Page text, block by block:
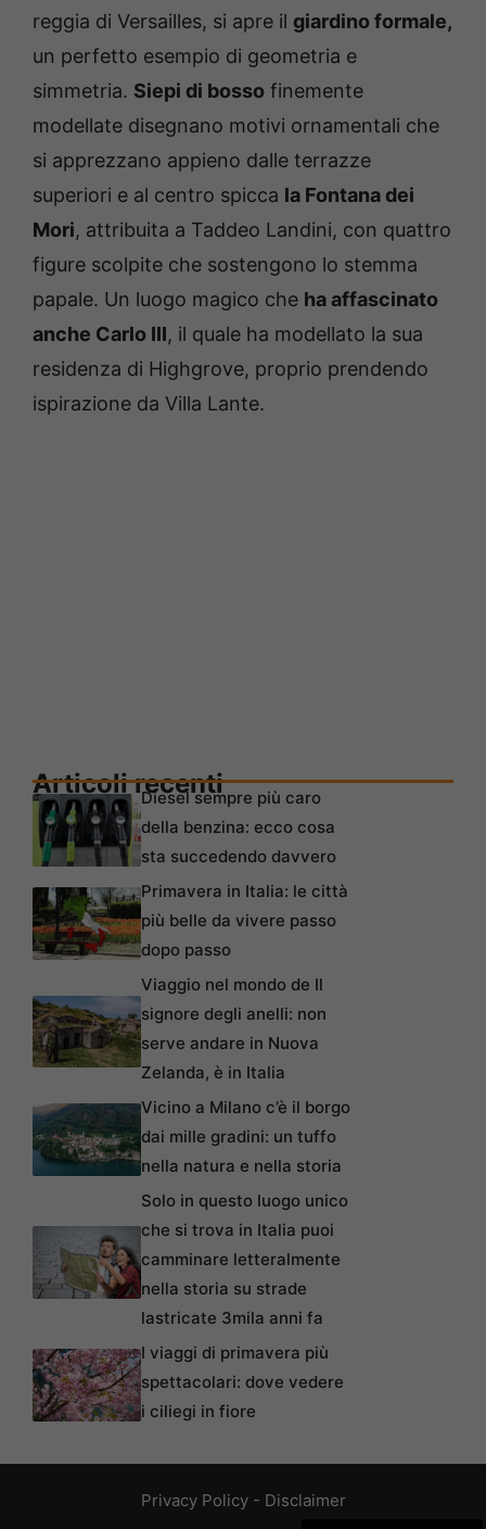
reggia di Versailles, si apre il giardino formale,
un perfetto esempio di geometria e
simmetria. Siepi di bosso finemente
modellate disegnano motivi ornamentali che
si apprezzano appieno dalle terrazze
superiori e al centro spicca la Fontana dei
Mori, attribuita a Taddeo Landini, con quattro
figure scolpite che sostengono lo stemma
papale. Un luogo magico che ha affascinato
anche Carlo III, il quale ha modellato la sua
residenza di Highgrove, proprio prendendo
ispirazione da Villa Lante.
Articoli recentiDiesel sempre più caro
della benzina: ecco cosa
sta succedendo davvero
Primavera in Italia: le città
più belle da vivere passo
dopo passo
Viaggio nel mondo de Il
signore degli anelli: non
serve andare in Nuova
Zelanda, è in Italia
Vicino a Milano c’è il borgo
dai mille gradini: un tuffo
nella natura e nella storia
Solo in questo luogo unico
che si trova in Italia puoi
camminare letteralmente
nella storia su strade
lastricate 3mila anni fa
I viaggi di primavera più
spettacolari: dove vedere
i ciliegi in fiore
Privacy Policy- Disclaimer